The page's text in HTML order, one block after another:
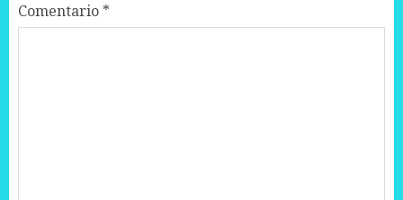
Comentario *